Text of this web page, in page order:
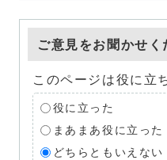
ご意見をお聞かせく
このページは役に立
役に立った
まあまあ役に立った
どちらともいえない